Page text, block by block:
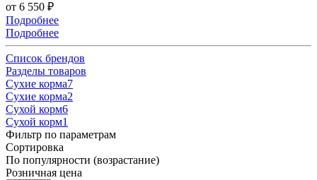
от 6 550 ₽
Подробнее
Подробнее
Список брендов
Разделы товаров
Сухие корма7
Сухие корма2
Сухой корм6
Сухой корм1
Фильтр по параметрам
Сортировка
По популярности (возрастание)
Розничная цена